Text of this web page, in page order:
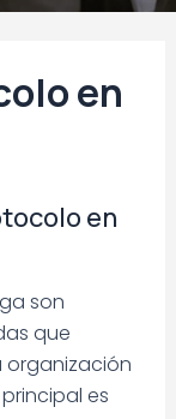
en
en
son
que
organización
es